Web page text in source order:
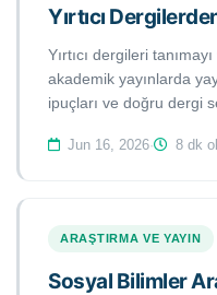
Yırtıcı
Yırtıcı dergileri
akademik yayınlarda
ipuçları ve doğru dergi
Jun 16, 2026· 8 dk
ARAŞTIRMA VE YAYIN
Sosyal Bilimler